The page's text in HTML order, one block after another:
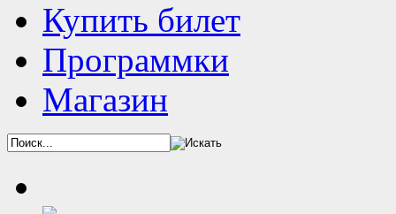
Купить билет
Программки
Магазин